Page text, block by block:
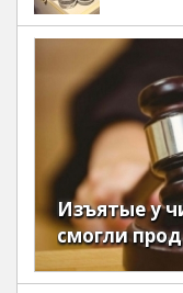
Изъятые у
смогли